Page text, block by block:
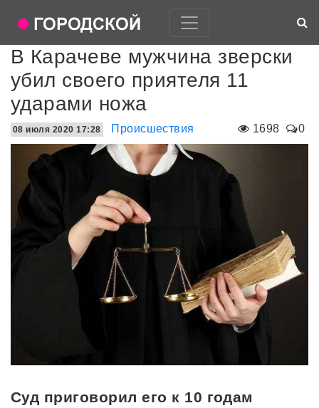
В Карачеве мужчина зверски
убил своего приятеля 11
ударами ножа
1698 0
08 июля 2020 17:28 Происшествия
Суд приговорил его к 10 годам